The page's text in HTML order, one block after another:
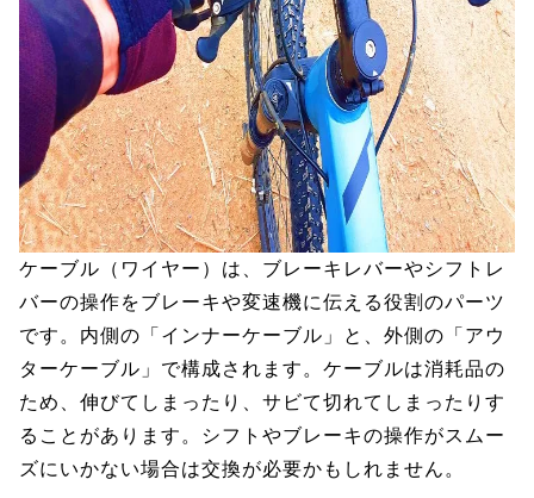
ケーブル（ワイヤー）は、ブレーキレバーやシフトレ
バーの操作をブレーキや変速機に伝える役割のパーツ
です。内側の「インナーケーブル」と、外側の「アウ
ターケーブル」で構成されます。ケーブルは消耗品の
ため、伸びてしまったり、サビて切れてしまったりす
ることがあります。シフトやブレーキの操作がスムー
ズにいかない場合は交換が必要かもしれません。